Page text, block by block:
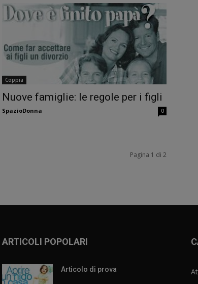
Coppia
Nuove famiglie: le regole per i figli
SpazioDonna 0
Pagina 1 di 2
ARTICOLI POPOLARI
Articolo di prova